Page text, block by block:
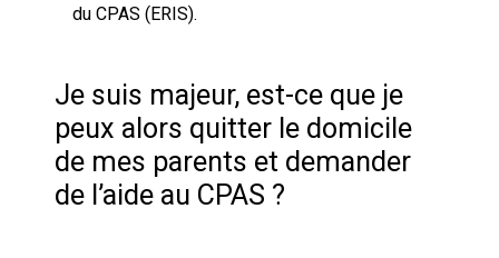
du CPAS (ERIS).
Je suis majeur, est-ce que je
peux alors quitter le domicile
de mes parents et demander
de l’aide au CPAS ?